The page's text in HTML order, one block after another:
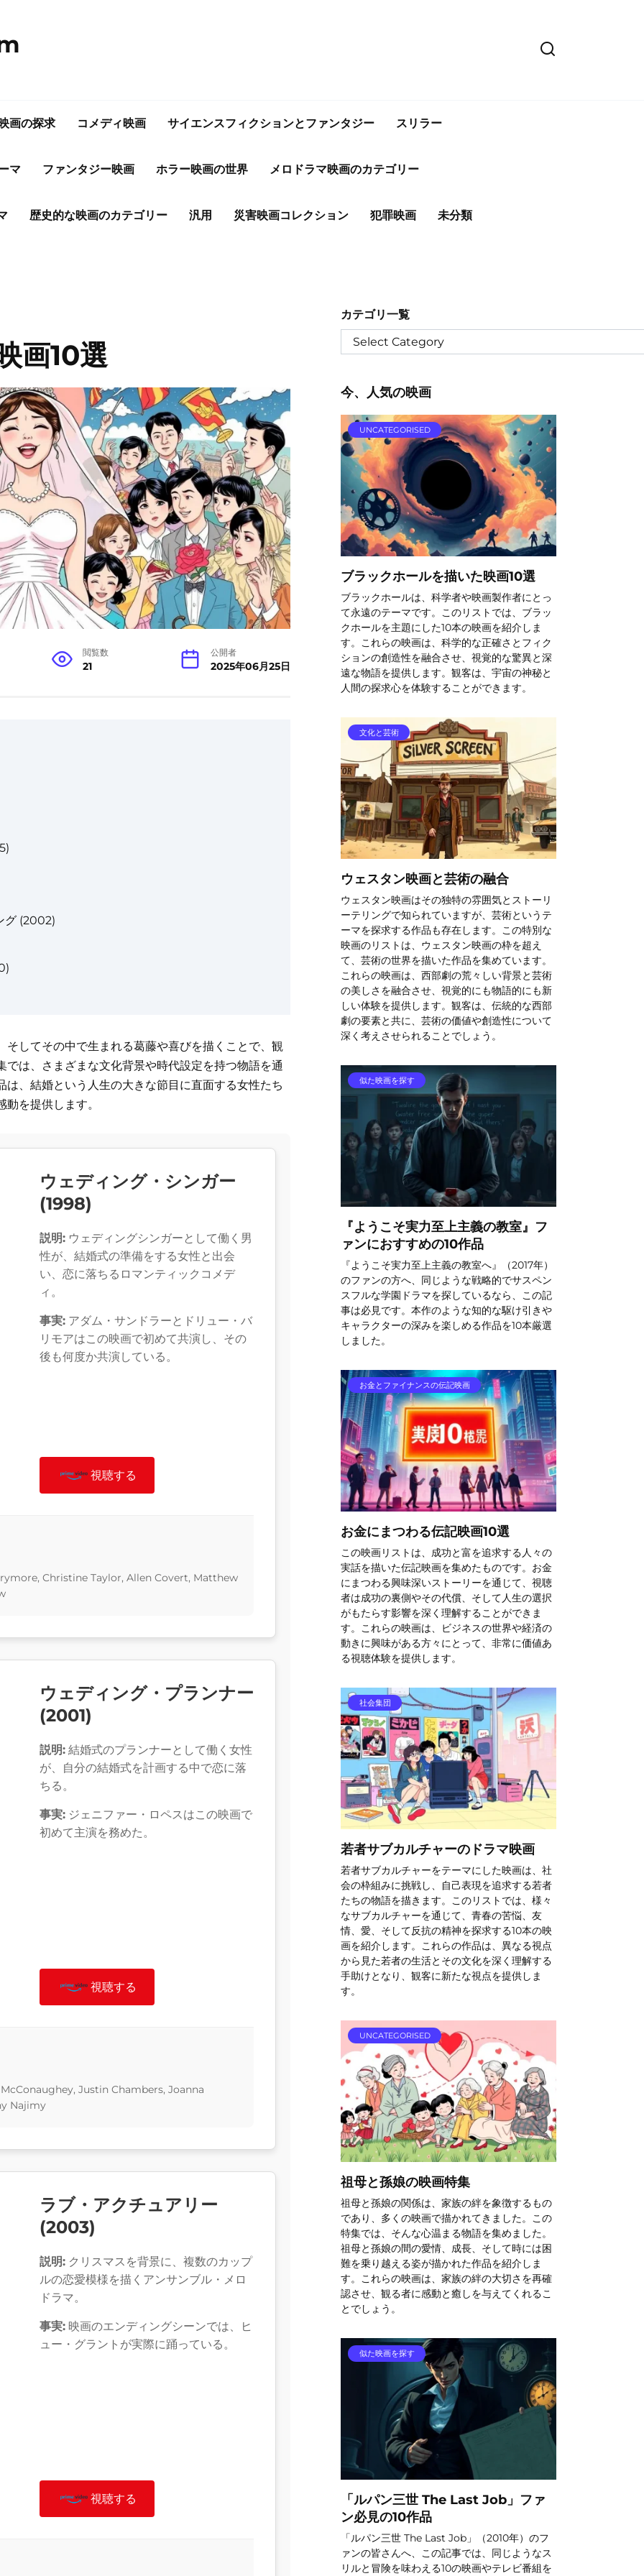
画の探求 コメディ映画 サイエンスフィクションとファンタジー スリラー
マ ファンタジー映画 ホラー映画の世界 メロドラマ映画のカテゴリー
歴史的な映画のカテゴリー 汎用 災害映画コレクション 犯罪映画 未分類
画10選
閲覧数
21
公開者
2025年06月25日
グ (2002)
してその中で生まれる葛藤や喜びを描くことで、観
は、さまざまな文化背景や時代設定を持つ物語を通
、結婚という人生の大きな節目に直面する女性たち
を提供します。
ウェディング・シンガー
(1998)
説明: ウェディングシンガーとして働く男
性が、結婚式の準備をする女性と出会
い、恋に落ちるロマンティックコメデ
ィ。
事実: アダム・サンドラーとドリュー・バ
リモアはこの映画で初めて共演し、その
後も何度か共演している。
視聴する
Christine Taylor, Allen Covert, Matthew
ウェディング・プランナー
(2001)
説明: 結婚式のプランナーとして働く女性
が、自分の結婚式を計画する中で恋に落
ちる。
事実: ジェニファー・ロペスはこの映画で
初めて主演を務めた。
視聴する
Justin Chambers, Joanna
Najimy
ラブ・アクチュアリー
(2003)
説明: クリスマスを背景に、複数のカップ
ルの恋愛模様を描くアンサンブル・メロ
ドラマ。
事実: 映画のエンディングシーンでは、ヒ
ュー・グラントが実際に踊っている。
視聴する
カテゴリ一覧
今、人気の映画
UNCATEGORISED
ブラックホールを描いた映画10選
ブラックホールは、科学者や映画製作者にとっ
て永遠のテーマです。このリストでは、ブラッ
クホールを主題にした10本の映画を紹介しま
す。これらの映画は、科学的な正確さとフィク
ションの創造性を融合させ、視覚的な驚異と深
遠な物語を提供します。観客は、宇宙の神秘と
人間の探求心を体験することができます。
文化と芸術
ウェスタン映画と芸術の融合
ウェスタン映画はその独特の雰囲気とストーリ
ーテリングで知られていますが、芸術というテ
ーマを探求する作品も存在します。この特別な
映画のリストは、ウェスタン映画の枠を超え
て、芸術の世界を描いた作品を集めています。
これらの映画は、西部劇の荒々しい背景と芸術
の美しさを融合させ、視覚的にも物語的にも新
しい体験を提供します。観客は、伝統的な西部
劇の要素と共に、芸術の価値や創造性について
深く考えさせられることでしょう。
似た映画を探す
『ようこそ実力至上主義の教室』フ
ァンにおすすめの10作品
『ようこそ実力至上主義の教室へ』（2017年）
のファンの方へ、同じような戦略的でサスペン
スフルな学園ドラマを探しているなら、この記
事は必見です。本作のような知的な駆け引きや
キャラクターの深みを楽しめる作品を10本厳選
しました。
お金とファイナンスの伝記映画
お金にまつわる伝記映画10選
この映画リストは、成功と富を追求する人々の
実話を描いた伝記映画を集めたものです。お金
にまつわる興味深いストーリーを通じて、視聴
者は成功の裏側やその代償、そして人生の選択
がもたらす影響を深く理解することができま
す。これらの映画は、ビジネスの世界や経済の
動きに興味がある方々にとって、非常に価値あ
る視聴体験を提供します。
社会集団
若者サブカルチャーのドラマ映画
若者サブカルチャーをテーマにした映画は、社
会の枠組みに挑戦し、自己表現を追求する若者
たちの物語を描きます。このリストでは、様々
なサブカルチャーを通じて、青春の苦悩、友
情、愛、そして反抗の精神を探求する10本の映
画を紹介します。これらの作品は、異なる視点
から見た若者の生活とその文化を深く理解する
手助けとなり、観客に新たな視点を提供しま
す。
UNCATEGORISED
祖母と孫娘の映画特集
祖母と孫娘の関係は、家族の絆を象徴するもの
であり、多くの映画で描かれてきました。この
特集では、そんな心温まる物語を集めました。
祖母と孫娘の間の愛情、成長、そして時には困
難を乗り越える姿が描かれた作品を紹介しま
す。これらの映画は、家族の絆の大切さを再確
認させ、観る者に感動と癒しを与えてくれるこ
とでしょう。
似た映画を探す
「ルパン三世 The Last Job」ファ
ン必見の10作品
「ルパン三世 The Last Job」（2010年）のフ
ァンの皆さんへ、この記事では、同じようなス
リルと冒険を味わえる10の映画やテレビ番組を